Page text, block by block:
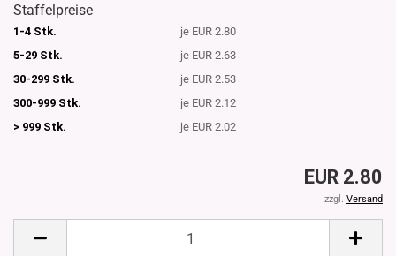
Staffelpreise
1-4 Stk.
je EUR 2.80
5-29 Stk.
je EUR 2.63
30-299 Stk.
je EUR 2.53
300-999 Stk.
je EUR 2.12
> 999 Stk.
je EUR 2.02
EUR 2.80
zzgl. Versand